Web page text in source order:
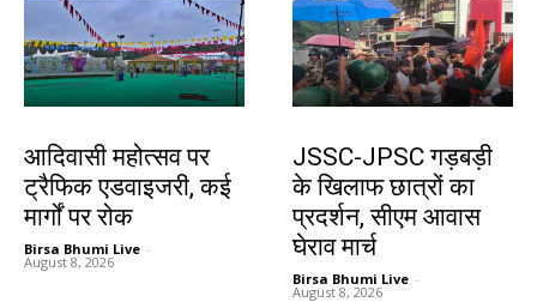
आदिवासी महोत्सव पर
ट्रैफिक एडवाइजरी, कई
मार्गों पर रोक
Birsa Bhumi Live -
August 8, 2026
JSSC-JPSC गड़बड़ी
के खिलाफ छात्रों का
प्रदर्शन, सीएम आवास
घेराव मार्च
Birsa Bhumi Live -
August 8, 2026